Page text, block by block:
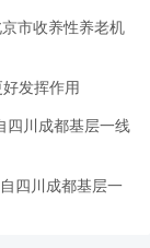
市收养性养老机
发挥作用
川成都基层一线
四川成都基层一